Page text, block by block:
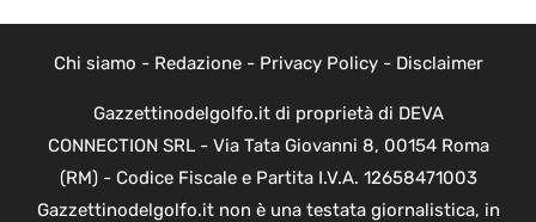
Chi siamo - Redazione- Privacy Policy- Disclaimer
Gazzettinodelgolfo.it di proprietà di DEVA
CONNECTION SRL - Via Tata Giovanni 8, 00154 Roma
(RM) - Codice Fiscale e Partita I.V.A. 12658471003
Gazzettinodelgolfo.it non è una testata giornalistica, in